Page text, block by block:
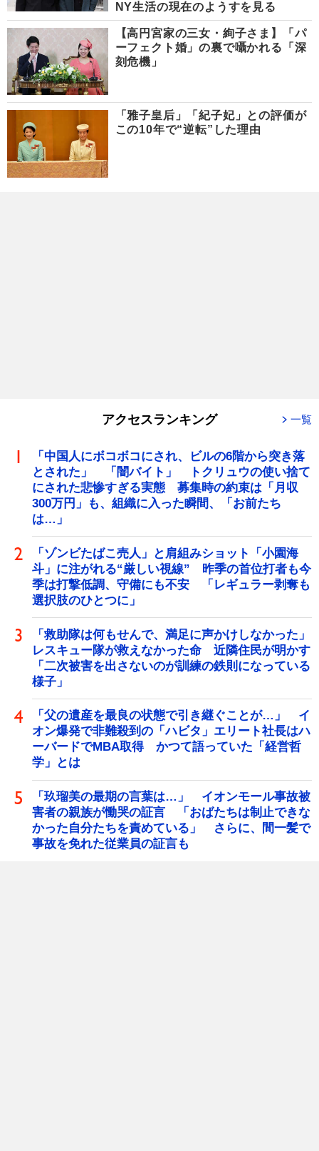
NY生活の現在のようすを見る
【高円宮家の三女・絢子さま】「パ
ーフェクト婚」の裏で囁かれる「深
刻危機」
「雅子皇后」「紀子妃」との評価が
この10年で“逆転”した理由
アクセスランキング 一覧
「中国人にボコボコにされ、ビルの6階から突き落
とされた」 「闇バイト」 トクリュウの使い捨て
にされた悲惨すぎる実態 募集時の約束は「月収
300万円」も、組織に入った瞬間、「お前たち
は…」
「ゾンビたばこ売人」と肩組みショット「小園海
斗」に注がれる“厳しい視線” 昨季の首位打者も今
季は打撃低調、守備にも不安 「レギュラー剥奪も
選択肢のひとつに」
「救助隊は何もせんで、満足に声かけしなかった」
レスキュー隊が救えなかった命 近隣住民が明かす
「二次被害を出さないのが訓練の鉄則になっている
様子」
「父の遺産を最良の状態で引き継ぐことが…」 イ
オン爆発で非難殺到の「ハビタ」エリート社長はハ
ーバードでMBA取得 かつて語っていた「経営哲
学」とは
「玖瑠美の最期の言葉は…」 イオンモール事故被
害者の親族が慟哭の証言 「おばたちは制止できな
かった自分たちを責めている」 さらに、間一髪で
事故を免れた従業員の証言も